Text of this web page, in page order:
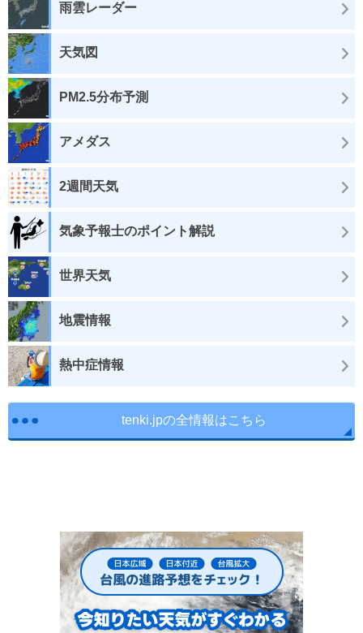
雨雲レーダー
天気図
PM2.5分布予測
アメダス
2週間天気
気象予報士のポイント解説
世界天気
地震情報
熱中症情報
tenki.jpの全情報はこちら